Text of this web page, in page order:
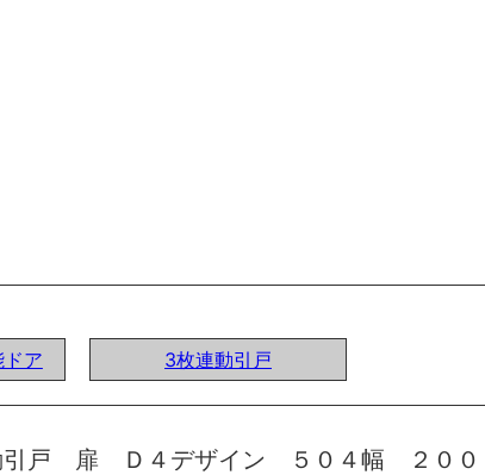
ア 3枚連動引戸
戸 扉 Ｄ４デザイン ５０４幅 ２０